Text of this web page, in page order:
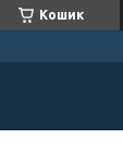
Кошик